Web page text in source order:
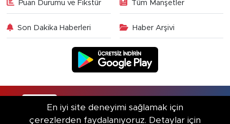
Puan Durumu ve Fikstür Tüm Manşetler
Son Dakika Haberleri Haber Arşivi
En iyi site deneyimi sağlamak için
çerezlerden faydalanıyoruz. Detaylar için